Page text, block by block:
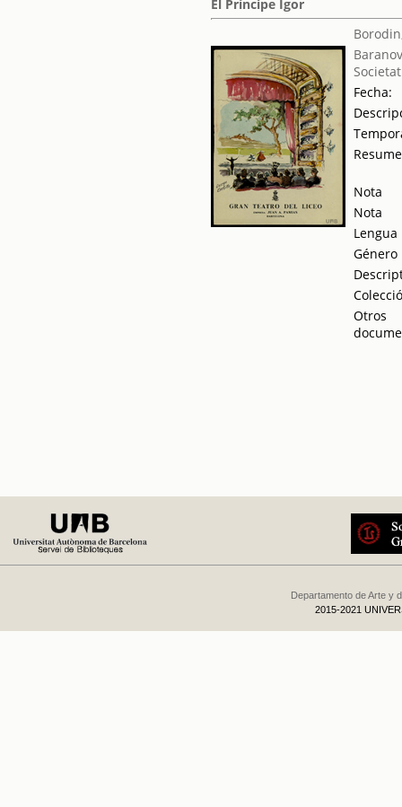
El Príncipe Igor
Fecha:
Nota
Nota
Lengua
Género
Otros
Departamento de Arte y
2015-2021